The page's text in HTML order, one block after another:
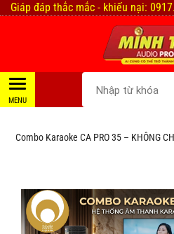
Giáp đáp thắc mắc - khiếu nại:
Combo Karaoke CA PRO 35 – KHÔNG